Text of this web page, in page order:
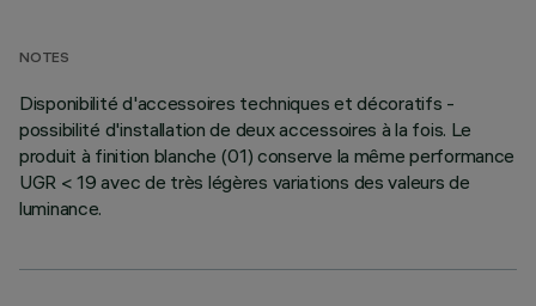
NOTES
Disponibilité d'accessoires techniques et décoratifs -
possibilité d'installation de deux accessoires à la fois. Le
produit à finition blanche (01) conserve la même performance
UGR < 19 avec de très légères variations des valeurs de
luminance.